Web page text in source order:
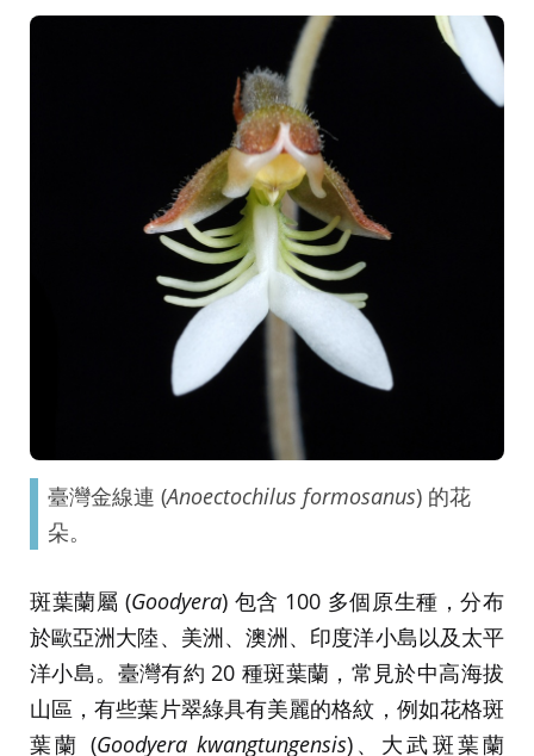
臺灣金線連 (Anoectochilus formosanus) 的花
朵。
斑葉蘭屬 (Goodyera) 包含 100 多個原生種，分布
於歐亞洲大陸、美洲、澳洲、印度洋小島以及太平
洋小島。臺灣有約 20 種斑葉蘭，常見於中高海拔
山區，有些葉片翠綠具有美麗的格紋，例如花格斑
葉蘭 (Goodyera kwangtungensis)、大武斑葉蘭